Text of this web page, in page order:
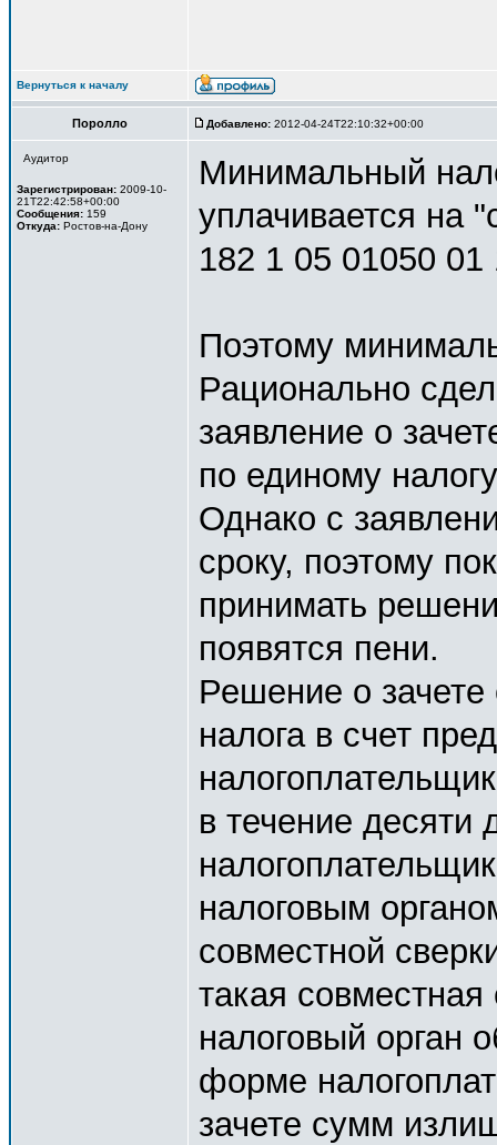
Вернуться к началу
Поролло Добавлено: 2012-04-24T22:10:32+00:00
Аудитор
Зарегистрирован: 2009-10-
21T22:42:58+00:00
Сообщения: 159
Откуда: Ростов-на-Дону
Минимальный
уплачивается на
182 1 05 01050 01
Поэтому
Рационально
заявление о
по единому
Однако с
сроку, поэтому
принимать
появятся пени.
Решение о
налога в счет
в течение десяти
налоговым
совместной
такая
налоговый орган
форме
зачете сумм